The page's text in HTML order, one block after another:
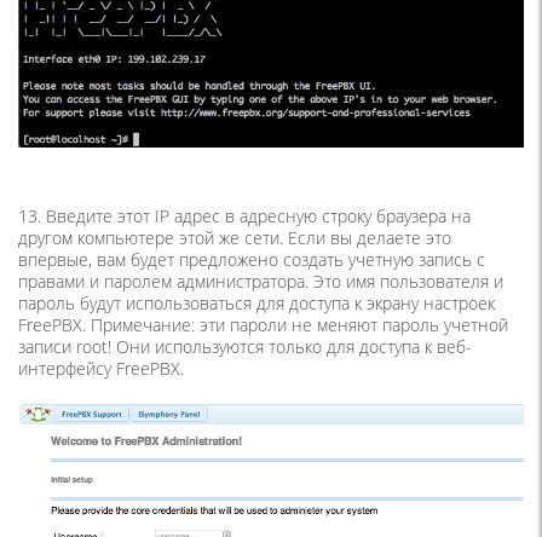
13. Введите этот IP адрес в адресную строку браузера на
другом компьютере этой же сети. Если вы делаете это
впервые, вам будет предложено создать учетную запись с
правами и паролем администратора. Это имя пользователя и
пароль будут использоваться для доступа к экрану настроек
FreePBX. Примечание: эти пароли не меняют пароль учетной
записи root! Они используются только для доступа к веб-
интерфейсу FreePBX.